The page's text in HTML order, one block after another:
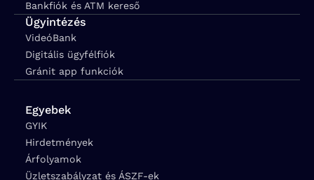
Bankfiók és ATM kereső
Ügyintézés
VideóBank
Digitális ügyfélfiók
Gránit app funkciók
Egyebek
GYIK
Hirdetmények
Árfolyamok
Üzletszabályzat és ÁSZF-ek